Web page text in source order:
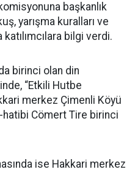
başkanlık
yarışma kuralları ve
bilgi verdi.
birinci olan din
“Etkili Hutbe
merkez Çimenli Köyü
Cömert Tire birinci
ise Hakkari merkez